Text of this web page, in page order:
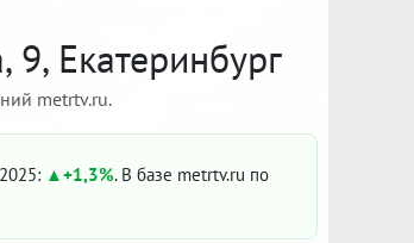
Екатеринбург
metrtv.ru.
+1,3%. В базе metrtv.ru по